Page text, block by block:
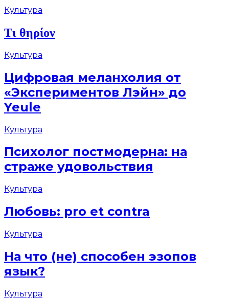
Культура
Τι θηρίον
Культура
Цифровая меланхолия от
«Экспериментов Лэйн» до
Yeule
Культура
Психолог постмодерна: на
страже удовольствия
Культура
Любовь: pro et contra
Культура
На что (не) способен эзопов
язык?
Культура